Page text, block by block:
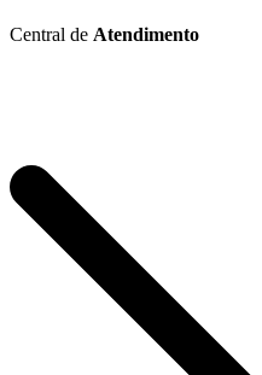
Central de Atendimento